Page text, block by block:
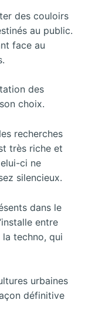
des couloirs
au public.
face au
des
choix.
recherches
très riche et
ci ne
silencieux.
dans le
entre
techno, qui
urbaines
définitive